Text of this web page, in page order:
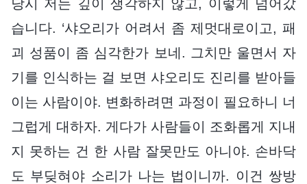
당시 저는 깊이 생각하지 않고, 이렇게 넘어갔
습니다. ‘샤오리가 어려서 좀 제멋대로이고, 패
괴 성품이 좀 심각한가 보네. 그치만 울면서 자
기를 인식하는 걸 보면 샤오리도 진리를 받아들
이는 사람이야. 변화하려면 과정이 필요하니 너
그럽게 대하자. 게다가 사람들이 조화롭게 지내
지 못하는 건 한 사람 잘못만도 아니야. 손바닥
도 부딪혀야 소리가 나는 법이니까. 이건 쌍방